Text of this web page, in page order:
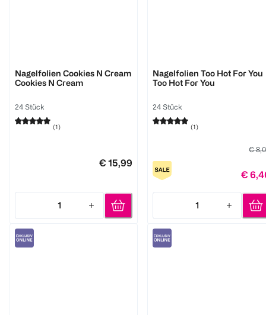
Nagelfolien Cookies N Cream
Cookies N Cream
24 Stück
(1)
€ 15,99
1
Quantity: 1
Nagelfolien Too Hot For You
Too Hot For You
24 Stück
(1)
€
€
1
Quantity: 1